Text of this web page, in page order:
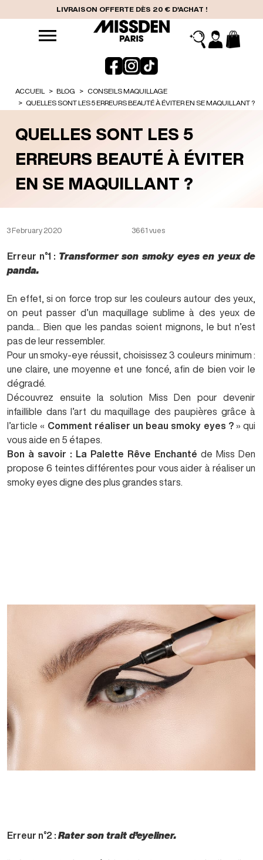
LIVRAISON OFFERTE DÈS 20 € D'ACHAT !
ACCUEIL BLOG
CONSEILS MAQUILLAGE
QUELLES SONT LES 5 ERREURS BEAUTÉ À ÉVITER EN SE MAQUILLANT ?
QUELLES SONT LES 5
ERREURS BEAUTÉ À ÉVITER
EN SE MAQUILLANT ?
3 February 2020 3661 vues
Erreur n°1 : Transformer son smoky eyes en yeux de
panda.
En effet, si on force trop sur les couleurs autour des yeux,
on peut passer d’un maquillage sublime à des yeux de
panda… Bien que les pandas soient mignons, le but n’est
pas de leur ressembler.
Pour un smoky-eye réussit, choisissez 3 couleurs minimum :
une claire, une moyenne et une foncé, afin de bien voir le
dégradé.
Découvrez ensuite la solution Miss Den pour devenir
infaillible dans l’art du maquillage des paupières grâce à
l’article « Comment réaliser un beau smoky eyes ? » qui
vous aide en 5 étapes.
Bon à savoir :
La Palette Rêve Enchanté de Miss Den
propose 6 teintes différentes pour vous aider à réaliser un
smoky eyes digne des plus grandes stars.
Erreur n°2 : Rater son trait d’eyeliner.